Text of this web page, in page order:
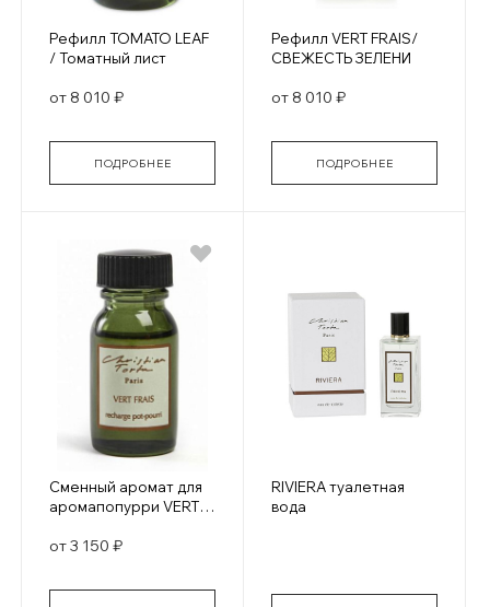
Рефилл TOMATO LEAF
/ Томатный лист
от 8 010 ₽
ПОДРОБНЕЕ
Рефилл VERT FRAIS/
СВЕЖЕСТЬ ЗЕЛЕНИ
от 8 010 ₽
ПОДРОБНЕЕ
Сменный аромат для
аромапопурри VERT
ЗЕЛЕНИ
от 3 150 ₽
RIVIERA туалетная
вода